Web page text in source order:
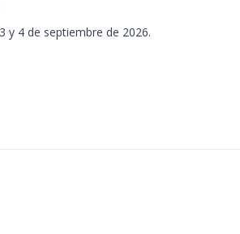
y 4 de septiembre de 2026.